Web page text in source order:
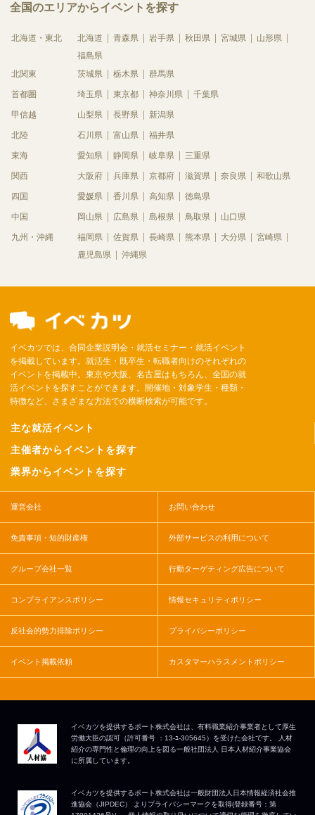
全国のエリアからイベントを探す
北海道・東北 北海道 青森県 岩手県 秋田県 宮城県
山形県
福島県
北関東
茨城県 栃木県 群馬県
首都圏 埼玉県 東京都 神奈川県 千葉県
甲信越 山梨県 長野県 新潟県
北陸 石川県 富山県 福井県
東海 愛知県 静岡県 岐阜県 三重県
関西 大阪府 兵庫県 京都府 滋賀県 奈良県 和歌山県
四国 愛媛県 香川県 高知県 徳島県
中国 岡山県 広島県 島根県 鳥取県 山口県
九州・沖縄 福岡県 佐賀県 長崎県 熊本県 大分県
宮崎県
鹿児島県
沖縄県
イベカツでは、合同企業説明会・就活セミナー・就活イベント
を掲載しています。就活生・既卒生・転職者向けのそれぞれの
イベントを掲載中。東京や大阪、名古屋はもちろん、全国の就
活イベントを探すことができます。開催地・対象学生・種類・
特徴など、さまざまな方法での横断検索が可能です。
主な就活イベント
主催者からイベントを探す
業界からイベントを探す
運営会社 お問い合わせ
免責事項・知的財産権 外部サービスの利用について
グループ会社一覧 行動ターゲティング広告について
コンプライアンスポリシー 情報セキュリティポリシー
反社会的勢力排除ポリシー プライバシーポリシー
イベント掲載依頼 カスタマーハラスメントポリシー